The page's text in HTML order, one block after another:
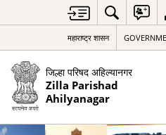
महाराष्ट्र शासन
जिल्हा परिषद अहिल्यानगर
Zilla Parishad
Ahilyanagar